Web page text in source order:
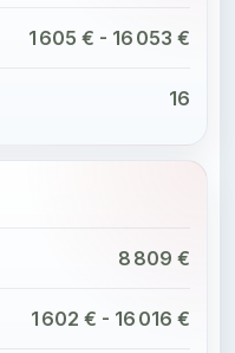
1 605 € - 16 053 €
16
8 809 €
1 602 € - 16 016 €